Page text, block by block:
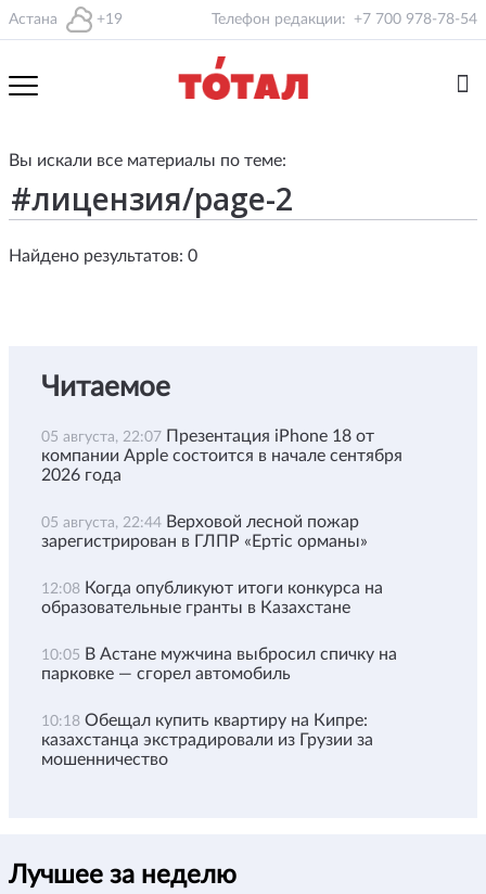
Астана +19 Телефон редакции: +7 700 978-78-54
Вы искали все материалы по теме:
Найдено результатов: 0
Читаемое
05 августа, 22:07 Презентация iPhone 18 от
компании Apple состоится в начале сентября
2026 года
05 августа, 22:44 Верховой лесной пожар
зарегистрирован в ГЛПР «Ертіс орманы»
12:08 Когда опубликуют итоги конкурса на
образовательные гранты в Казахстане
10:05 В Астане мужчина выбросил спичку на
парковке — сгорел автомобиль
10:18 Обещал купить квартиру на Кипре:
казахстанца экстрадировали из Грузии за
мошенничество
Лучшее за неделю